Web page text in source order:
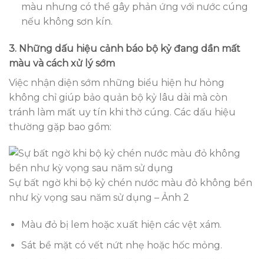
màu nhưng có thể gây phản ứng với nước cúng
nếu không sơn kín.
3. Những dấu hiệu cảnh báo bộ kỷ đang dần mất
màu và cách xử lý sớm
Việc nhận diện sớm những biểu hiện hư hỏng
không chỉ giúp bảo quản bộ kỷ lâu dài mà còn
tránh làm mất uy tín khi thờ cúng. Các dấu hiệu
thường gặp bao gồm:
Sự bất ngờ khi bộ kỷ chén nước màu đỏ không bền
như kỳ vọng sau năm sử dụng – Ảnh 2
Màu đỏ bị lem hoặc xuất hiện các vệt xám.
Sát bề mặt có vết nứt nhẹ hoặc hốc mỏng.